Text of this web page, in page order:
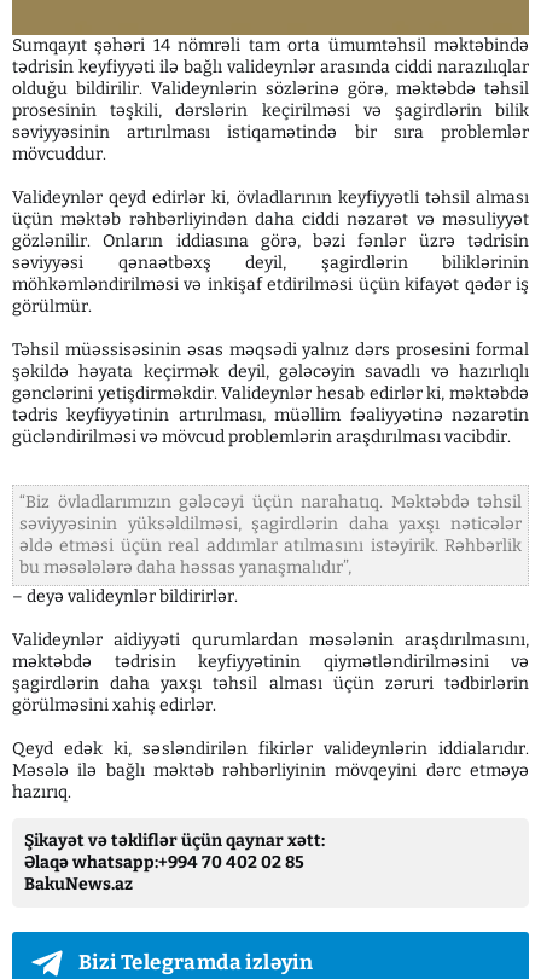
Sumqayıt şəhəri 14 nömrəli tam orta ümumtəhsil məktəbində
tədrisin keyfiyyəti ilə bağlı valideynlər arasında ciddi narazılıqlar
olduğu bildirilir. Valideynlərin sözlərinə görə, məktəbdə təhsil
prosesinin təşkili, dərslərin keçirilməsi və şagirdlərin bilik
səviyyəsinin artırılması istiqamətində bir sıra problemlər
mövcuddur.
Valideynlər qeyd edirlər ki, övladlarının keyfiyyətli təhsil alması
üçün məktəb rəhbərliyindən daha ciddi nəzarət və məsuliyyət
gözlənilir. Onların iddiasına görə, bəzi fənlər üzrə tədrisin
səviyyəsi qənaətbəxş deyil, şagirdlərin biliklərinin
möhkəmləndirilməsi və inkişaf etdirilməsi üçün kifayət qədər iş
görülmür.
Təhsil müəssisəsinin əsas məqsədi yalnız dərs prosesini formal
şəkildə həyata keçirmək deyil, gələcəyin savadlı və hazırlıqlı
gənclərini yetişdirməkdir. Valideynlər hesab edirlər ki, məktəbdə
tədris keyfiyyətinin artırılması, müəllim fəaliyyətinə nəzarətin
gücləndirilməsi və mövcud problemlərin araşdırılması vacibdir.
“Biz övladlarımızın gələcəyi üçün narahatıq. Məktəbdə təhsil
səviyyəsinin yüksəldilməsi, şagirdlərin daha yaxşı nəticələr
əldə etməsi üçün real addımlar atılmasını istəyirik. Rəhbərlik
bu məsələlərə daha həssas yanaşmalıdır”,
– deyə valideynlər bildirirlər.
Valideynlər aidiyyəti qurumlardan məsələnin araşdırılmasını,
məktəbdə tədrisin keyfiyyətinin qiymətləndirilməsini və
şagirdlərin daha yaxşı təhsil alması üçün zəruri tədbirlərin
görülməsini xahiş edirlər.
Qeyd edək ki, səsləndirilən fikirlər valideynlərin iddialarıdır.
Məsələ ilə bağlı məktəb rəhbərliyinin mövqeyini dərc etməyə
hazırıq.
Şikayət və təkliflər üçün qaynar xətt:
Əlaqə whatsapp:+994 70 402 02 85
BakuNews.az
Bizi Telegramda izləyin